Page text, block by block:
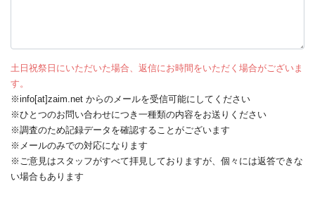
土日祝祭日にいただいた場合、返信にお時間をいただく場合がございま
す。
※info[at]zaim.net からのメールを受信可能にしてください
※ひとつのお問い合わせにつき一種類の内容をお送りください
※調査のため記録データを確認することがございます
※メールのみでの対応になります
※ご意見はスタッフがすべて拝見しておりますが、個々には返答できな
い場合もあります